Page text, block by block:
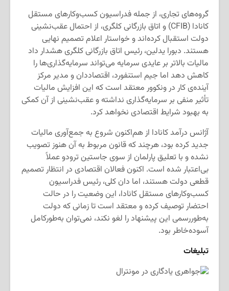
گروه‌های تجاری، از جمله فدراسیون کسب‌وکارهای مستقل
کانادا (CFIB) و اتاق بازرگانی کلگری، از احتمال عقب‌نشینی
دولت استقبال کرده‌اند و خواستار اعلام تصمیم نهایی
هستند. دبورا یدلین، رئیس اتاق بازرگانی کلگری هشدار داد
مالیات بالاتر بر عایدی سرمایه می‌تواند سرمایه‌گذاری‌ها را
کاهش دهد اما جیم استنفورد، اقتصاددان و مدیر مرکز
آینده‌ی کار در ونکوور معتقد است که این افزایش مالیات
تأثیر منفی بر سرمایه‌گذاری نداشته و عقب‌نشینی از آن کمکی
به بهبود شرایط اقتصادی نخواهد کرد.
آژانس درآمد کانادا از هم‌اکنون شروع به جمع‌آوری مالیات
جدید کرده بود، هرچند که قانون مربوط به آن هنوز تصویب
نشده و با تعلیق پارلمان از سوی جاستین ترودو عملاً
بی‌اعتبار شده است. اکنون فعالان اقتصادی در انتظار تصمیم
قطعی دولت هستند، اما دان کلی، رئیس فدراسیون
کسب‌وکارهای مستقل کانادا، این وضعیت را در حالت
احتضار توصیف کرده و معتقد است تا زمانی که دولت
به‌طوررسمی این پیشنهاد را لغو نکند، نمی‌توان به‌طورکامل
آسوده‌خاطر بود.
تبلیغات